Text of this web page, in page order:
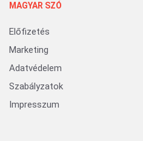
MAGYAR SZÓ
Előfizetés
Marketing
Adatvédelem
Szabályzatok
Impresszum